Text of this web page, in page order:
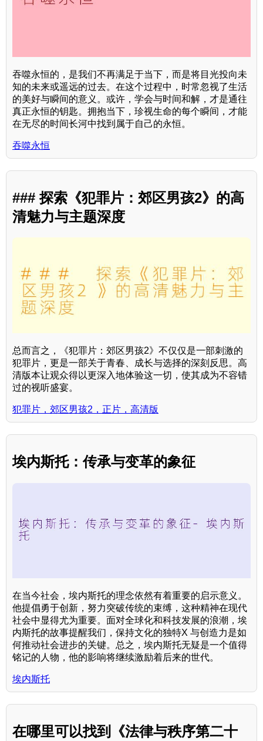
吞噬永恒的，是我们不再满足于当下，而是将目光投向未
知的未来或遥远的过去。在这个过程中，时常忽视了生活
的美好与瞬间的意义。或许，学会与时间和解，才是通往
真正永恒的钥匙。拥抱当下，珍视生命的每个瞬间，才能
在无尽的时间长河中找到属于自己的永恒。
吞噬永恒
### 探索《犯罪片：郊区男孩2》的高
清魅力与主题深度
总而言之，《犯罪片：郊区男孩2》不仅仅是一部刺激的
犯罪片，更是一部关于青春、成长与选择的深刻反思。高
清版本让观众得以更深入地体验这一切，使其成为不容错
过的视听盛宴。
犯罪片，郊区男孩2，正片，高清版
埃内斯托：传承与变革的象征
在当今社会，埃内斯托的理念依然有着重要的启示意义。
他提倡勇于创新，努力突破传统的束缚，这种精神在现代
社会中显得尤为重要。面对全球化和科技发展的浪潮，埃
内斯托的故事提醒我们，保持文化的独特X 与创造力是如
何推动社会进步的关键。总之，埃内斯托无疑是一个值得
铭记的人物，他的影响将继续激励着后来的世代。
埃内斯托
在哪里可以找到《法律与秩序第二十